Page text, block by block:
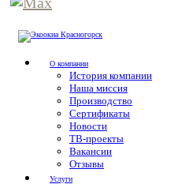
О компании
История компании
Наша миссия
Производство
Сертификаты
Новости
ТВ-проекты
Вакансии
Отзывы
Услуги